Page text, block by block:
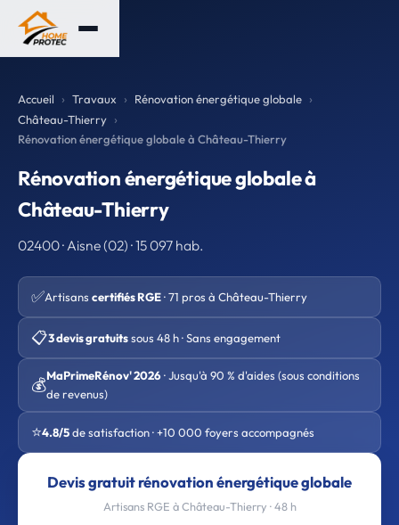
Accueil Travaux
Rénovation énergétique globale
Château-Thierry
Rénovation énergétique globale à Château-Thierry
Rénovation énergétique globale à
Château-Thierry
02400 · Aisne (02) · 15 097 hab.
✅Artisans certifiés RGE· 71 pros à Château-Thierry
📋3 devis gratuitssous 48 h · Sans engagement
💰MaPrimeRénov' 2026· Jusqu'à 90 % d'aides (sous conditions
de revenus)
⭐4.8/5de satisfaction · +10 000 foyers accompagnés
Devis gratuit rénovation énergétique globale
Artisans RGE à Château-Thierry · 48 h